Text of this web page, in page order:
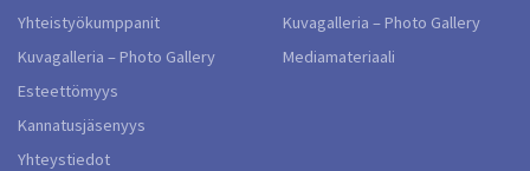
Yhteistyökumppanit
Kuvagalleria – Photo Gallery
Esteettömyys
Kannatusjäsenyys
Yhteystiedot
Kuvagalleria – Photo Gallery
Mediamateriaali